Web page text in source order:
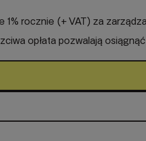
1% rocznie (+ VAT) za
opłata pozwalają